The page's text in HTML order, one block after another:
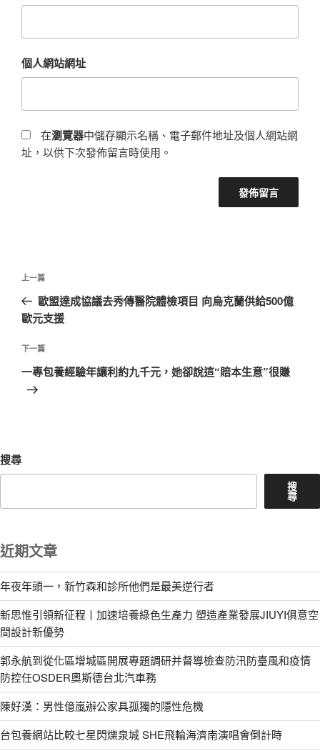
個人網站網址
在瀏覽器中儲存顯示名稱、電子郵件地址及個人網站網
址，以供下次發佈留言時使用。
文
導
覽
上
一
篇
章
上一篇
歐盟達成協議去秀傳醫院體檢項目 向烏克蘭供給500億
歐元支援
下
一
下一篇
一專包養經驗年讓利約九千元，她卻說這“賠本生意”很賺
搜尋
搜
尋
近期文章
年夜年頭一，新竹森和診所他們是最美逆行者
新思惟引領新征程丨加速培養綠色生產力 塑造產業發展JIUYI俱意空
間設計新優勢
郭永航到從化區增城區開展專題調研并督導檢查防汛防臺風和疫情
防控任OSDER奧斯德台北汽車務
陳好漢：男性億嵐辦公家具孤獨的隱性危機
台包養網站比較七星閃爍泉城 SHE飛輪海濟南演唱會倒計時